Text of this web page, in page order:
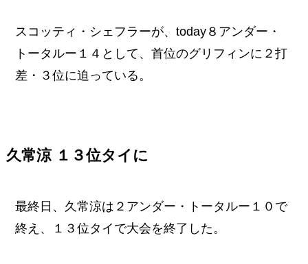
スコッティ・シェフラーが、today８アンダー・
トータルー１４として、首位のグリフィンに２打
差・３位に迫っている。
久常涼 １３位タイに
最終日、久常涼は２アンダー・トータルー１０で
終え、１３位タイで大会を終了した。